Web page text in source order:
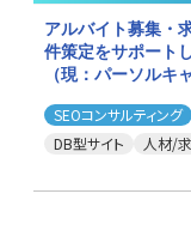
アルバイト募集・
件策定をサポート
（現：パーソルキ
SEOコンサルティング
DB型サイト
人材/